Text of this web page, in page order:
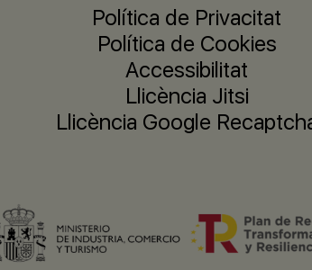
Política de Privacitat
Política de Cookies
Accessibilitat
Llicència Jitsi
Llicència Google